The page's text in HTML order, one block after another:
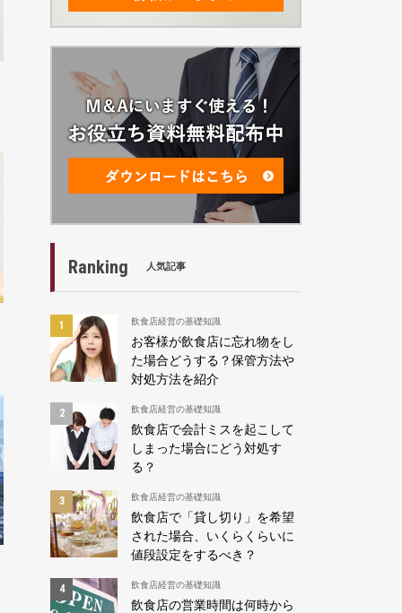
Ranking 人気記事
飲食店経営の基礎知識
お客様が飲食店に忘れ物をし
た場合どうする？保管方法や
対処方法を紹介
飲食店経営の基礎知識
飲食店で会計ミスを起こして
しまった場合にどう対処す
る？
飲食店経営の基礎知識
飲食店で「貸し切り」を希望
された場合、いくらくらいに
値段設定をするべき？
飲食店経営の基礎知識
飲食店の営業時間は何時から